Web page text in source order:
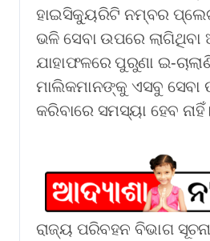
ହାଇସିକ୍ୟୁରିଟି ନମ୍ବର
ଭଳି ସେବା ଉପରେ
ଯାହାଫଳରେ ପୁରୁଣା ଇ-
ମାଲିକମାନଙ୍କୁ ଏସବୁ
କରିବାରେ ସମସ୍ୟା ହେବ ନାହିଁ।
ରାଜ୍ୟ ପରିବହନ ବିଭାଗ